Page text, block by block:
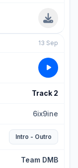
13 Sep
Track 2
6ix9ine
Intro - Outro
Team DMB